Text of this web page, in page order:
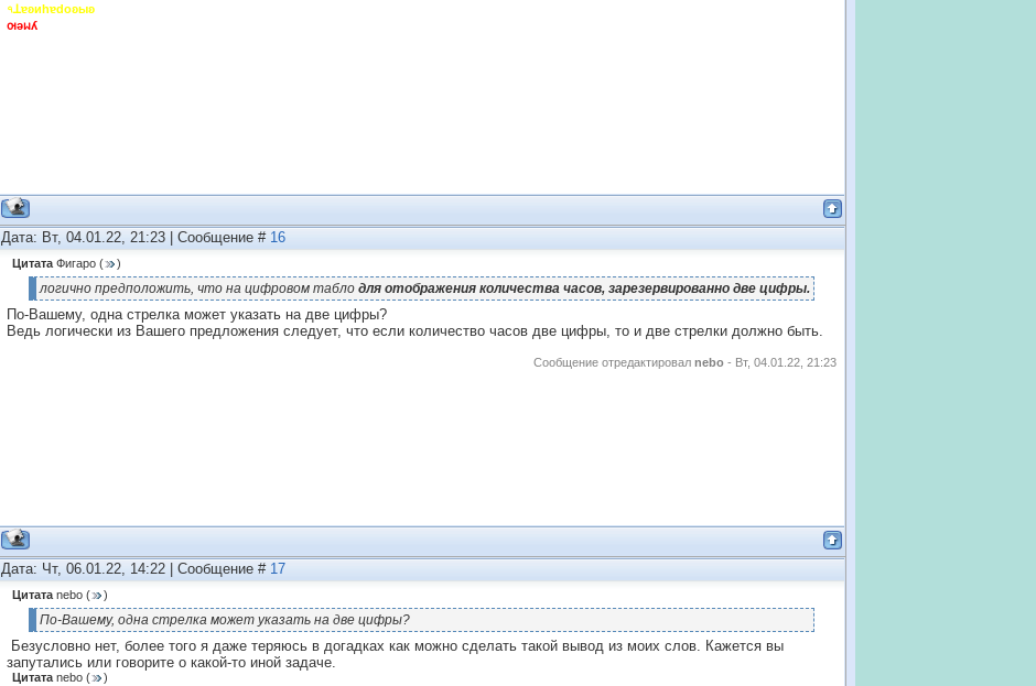
৭ꓕɐʚиhɐdoʚыʚ
ꙕǝᥕʎ
Дата: Вт, 04.01.22, 21:23 | Сообщение # 16
Цитата Фигаро ( )
логично предположить, что на цифровом табло для отображения количества часов, зарезервированно две цифры.
По-Вашему, одна стрелка может указать на две цифры?
Ведь логически из Вашего предложения следует, что если количество часов две цифры, то и две стрелки должно быть.
Сообщение отредактировал nebo - Вт, 04.01.22, 21:23
Дата: Чт, 06.01.22, 14:22 | Сообщение # 17
Цитата nebo ( )
По-Вашему, одна стрелка может указать на две цифры?
Безусловно нет, более того я даже теряюсь в догадках как можно сделать такой вывод из моих слов. Кажется вы
запутались или говорите о какой-то иной задаче.
Цитата nebo ( )